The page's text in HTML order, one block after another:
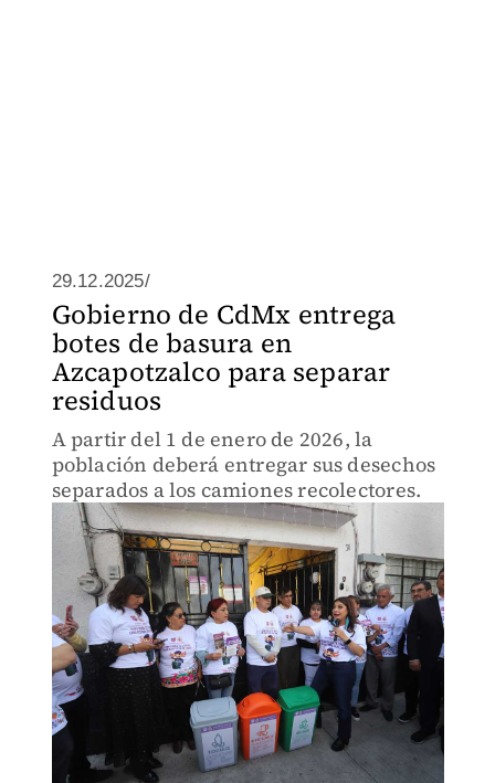
29.12.2025/
Gobierno de CdMx entrega
botes de basura en
Azcapotzalco para separar
residuos
A partir del 1 de enero de 2026, la
población deberá entregar sus desechos
separados a los camiones recolectores.